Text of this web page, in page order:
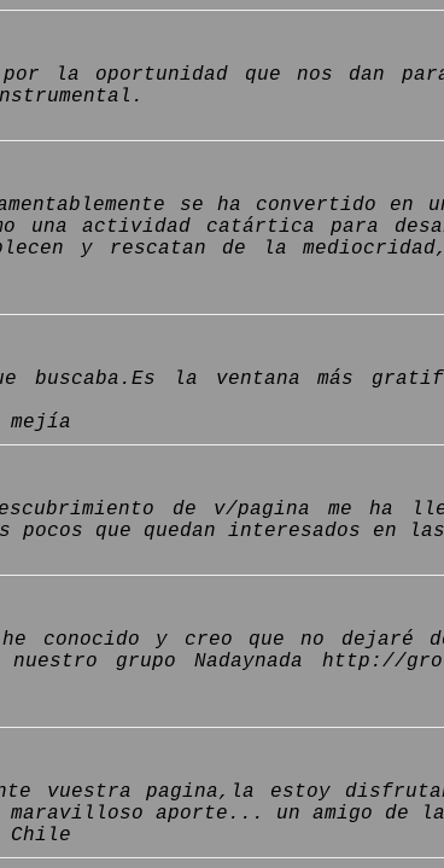
la oportunidad que nos dan
se ha convertido
una actividad catártica para
y rescatan de la
buscaba.Es la ventana más
mejía
de v/pagina me ha
pocos que quedan interesados
he conocido y creo que no
grupo Nadaynada http://
vuestra pagina,la estoy
aporte... un amigo de
Chile